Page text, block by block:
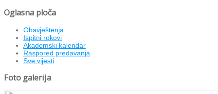
Oglasna ploča
Obavještenja
Ispitni rokovi
Akademski kalendar
Raspored predavanja
Sve vijesti
Foto galerija